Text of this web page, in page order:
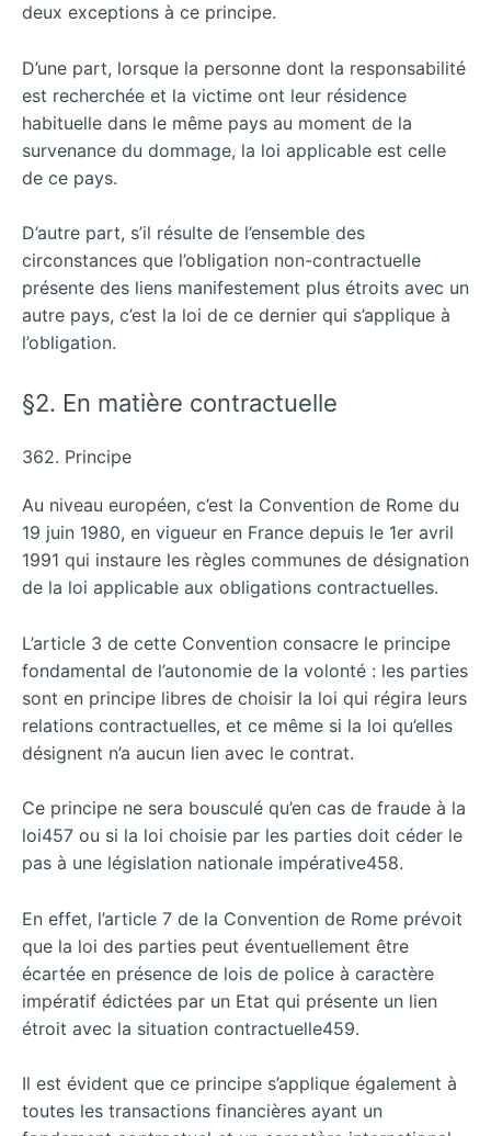
deux exceptions à ce principe.
D’une part, lorsque la personne dont la responsabilité
est recherchée et la victime ont leur résidence
habituelle dans le même pays au moment de la
survenance du dommage, la loi applicable est celle
de ce pays.
D’autre part, s’il résulte de l’ensemble des
circonstances que l’obligation non-contractuelle
présente des liens manifestement plus étroits avec un
autre pays, c’est la loi de ce dernier qui s’applique à
l’obligation.
§2. En matière contractuelle
362. Principe
Au niveau européen, c’est la Convention de Rome du
19 juin 1980, en vigueur en France depuis le 1er avril
1991 qui instaure les règles communes de désignation
de la loi applicable aux obligations contractuelles.
L’article 3 de cette Convention consacre le principe
fondamental de l’autonomie de la volonté : les parties
sont en principe libres de choisir la loi qui régira leurs
relations contractuelles, et ce même si la loi qu’elles
désignent n’a aucun lien avec le contrat.
Ce principe ne sera bousculé qu’en cas de fraude à la
loi457 ou si la loi choisie par les parties doit céder le
pas à une législation nationale impérative458.
En effet, l’article 7 de la Convention de Rome prévoit
que la loi des parties peut éventuellement être
écartée en présence de lois de police à caractère
impératif édictées par un Etat qui présente un lien
étroit avec la situation contractuelle459.
Il est évident que ce principe s’applique également à
toutes les transactions financières ayant un